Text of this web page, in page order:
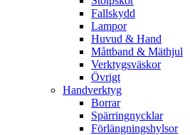
Fallskydd
Lampor
Huvud & Hand
Måttband & Mäthjul
Verktygsväskor
Övrigt
Handverktyg
Borrar
Spärringnycklar
Förlängningshylsor